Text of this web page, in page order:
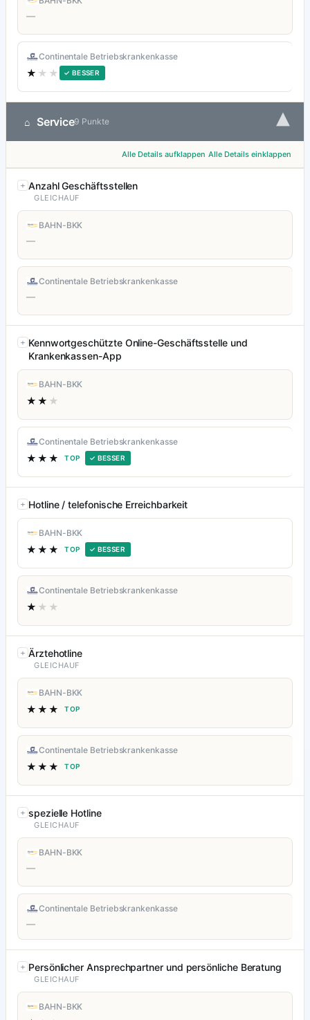
—
Continentale Betriebskrankenkasse
★ ★★ ✓ BESSER
⌂ Service9 Punkte ▾
Alle Details aufklappen Alle Details einklappen
Anzahl Geschäftsstellen
GLEICHAUF
BAHN-BKK
—
Continentale Betriebskrankenkasse
—
Kennwortgeschützte Online-Geschäftsstelle und
Krankenkassen-App
BAHN-BKK
★★ ★
Continentale Betriebskrankenkasse
★★★ TOP ✓ BESSER
Hotline / telefonische Erreichbarkeit
BAHN-BKK
★★★ TOP ✓ BESSER
Continentale Betriebskrankenkasse
★ ★★
Ärztehotline
GLEICHAUF
BAHN-BKK
★★★ TOP
Continentale Betriebskrankenkasse
★★★ TOP
spezielle Hotline
GLEICHAUF
BAHN-BKK
—
Continentale Betriebskrankenkasse
—
Persönlicher Ansprechpartner und persönliche Beratung
GLEICHAUF
BAHN-BKK